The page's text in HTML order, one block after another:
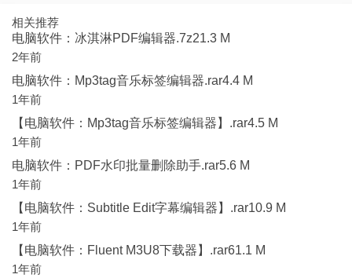
相关推荐
电脑软件：冰淇淋PDF编辑器.7z21.3 M
2年前
电脑软件：Mp3tag音乐标签编辑器.rar4.4 M
1年前
【电脑软件：Mp3tag音乐标签编辑器】.rar4.5 M
1年前
电脑软件：PDF水印批量删除助手.rar5.6 M
1年前
【电脑软件：Subtitle Edit字幕编辑器】.rar10.9 M
1年前
【电脑软件：Fluent M3U8下载器】.rar61.1 M
1年前